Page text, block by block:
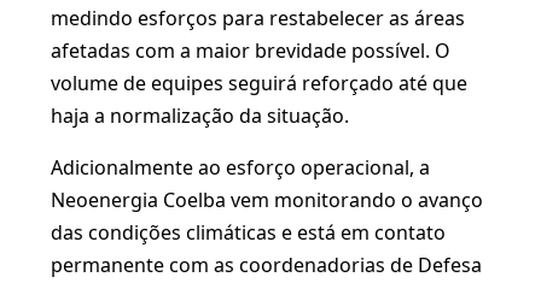
medindo esforços para restabelecer as áreas
afetadas com a maior brevidade possível. O
volume de equipes seguirá reforçado até que
haja a normalização da situação.
Adicionalmente ao esforço operacional, a
Neoenergia Coelba vem monitorando o avanço
das condições climáticas e está em contato
permanente com as coordenadorias de Defesa